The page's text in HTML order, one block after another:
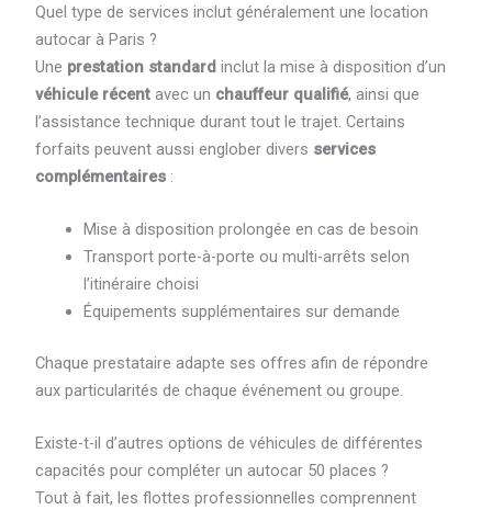
Quel type de services inclut généralement une location
autocar à Paris ?
Une prestation standard inclut la mise à disposition d’un
véhicule récentavec un chauffeur qualifié, ainsi que
l’assistance technique durant tout le trajet. Certains
forfaits peuvent aussi englober divers services
complémentaires:
Mise à disposition prolongée en cas de besoin
Transport porte-à-porte ou multi-arrêts selon
l’itinéraire choisi
Équipements supplémentaires sur demande
Chaque prestataire adapte ses offres afin de répondre
aux particularités de chaque événement ou groupe.
Existe-t-il d’autres options de véhicules de différentes
capacités pour compléter un autocar 50 places ?
Tout à fait, les flottes professionnelles comprennent